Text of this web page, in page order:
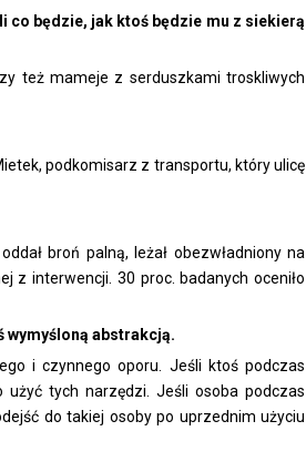
co będzie, jak ktoś będzie mu z siekierą
też mameje z serduszkami troskliwych
podkomisarz z transportu, który ulicę
broń palną, leżał obezwładniony na
z interwencji. 30 proc. badanych oceniło
wymyśloną abstrakcją.
i czynnego oporu. Jeśli ktoś podczas
tych narzędzi. Jeśli osoba podczas
do takiej osoby po uprzednim użyciu